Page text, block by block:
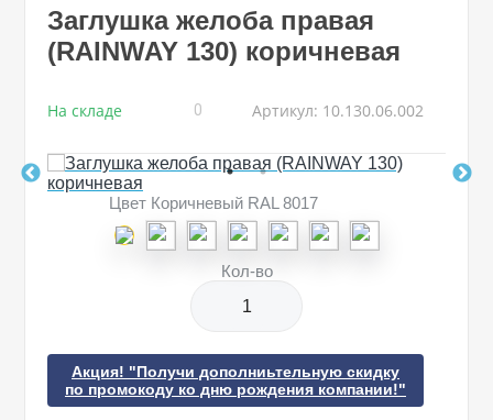
Заглушка желоба правая
(RAINWAY 130) коричневая
На складе 0 Артикул: 10.130.06.002
Цвет Коричневый RAL 8017
Кол-во
Акция! "Получи дополниьтельную скидку
по промокоду ко дню рождения компании!"